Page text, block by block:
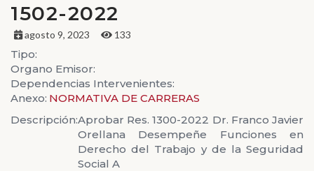
1502-2022
agosto 9, 2023 133
Tipo:
Organo Emisor:
Dependencias Intervenientes:
Anexo: NORMATIVA DE CARRERAS
Descripción:Aprobar Res. 1300-2022 Dr. Franco Javier
Orellana Desempeñe Funciones en
Derecho del Trabajo y de la Seguridad
Social A